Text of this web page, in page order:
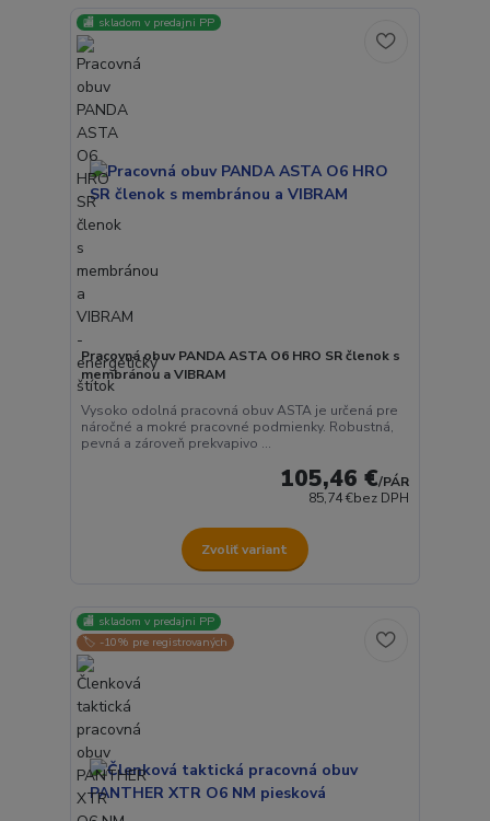
🏬 skladom v predajni PP
Pracovná obuv PANDA ASTA O6 HRO SR členok s
membránou a VIBRAM
Vysoko odolná pracovná obuv ASTA je určená pre
náročné a mokré pracovné podmienky. Robustná,
pevná a zároveň prekvapivo ...
105,46 €/PÁR
85,74 €bez DPH
Zvoliť variant
🏬 skladom v predajni PP
🏷️ -10% pre registrovaných